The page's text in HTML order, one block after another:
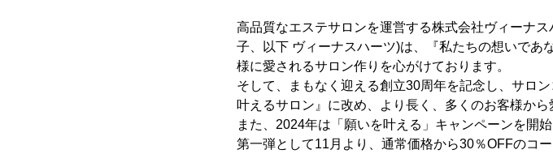
高品質なエステサロンを運営する株式会社ヴィーナ
子、以下 ヴィーナスハーツ)は、『私たちの想いであ
様に愛されるサロン作りを心がけております。
そして、まもなく迎える創立30周年を記念し、サロ
叶えるサロン』に改め、より長く、多くのお客様か
また、2024年は「願いを叶える」キャンペーンを開始
第一弾として11月より、通常価格から30％OFFのコ